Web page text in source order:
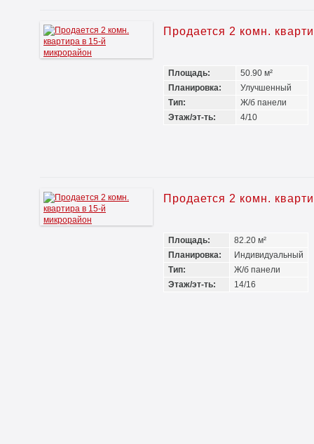
Продается 2 комн.
Площадь:
50.90 м²
Планировка:
Улучшенный
Тип:
Ж/б панели
Этаж/эт-ть:
4/10
Продается 2 комн.
Площадь:
82.20 м²
Планировка:
Индивидуальный
Тип:
Ж/б панели
Этаж/эт-ть:
14/16